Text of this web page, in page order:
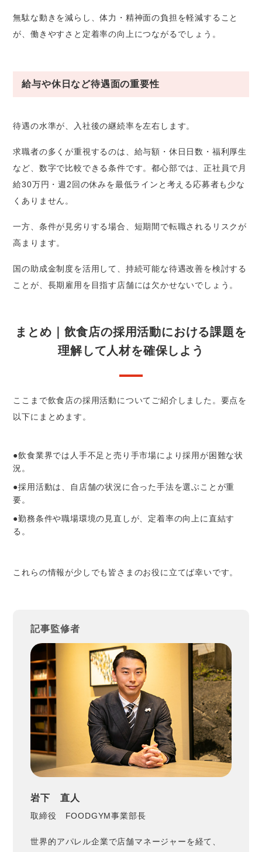
無駄な動きを減らし、体力・精神面の負担を軽減すること
が、働きやすさと定着率の向上につながるでしょう。
給与や休日など待遇面の重要性
待遇の水準が、入社後の継続率を左右します。
求職者の多くが重視するのは、給与額・休日日数・福利厚生
など、数字で比較できる条件です。都心部では、正社員で月
給30万円・週2回の休みを最低ラインと考える応募者も少な
くありません。
一方、条件が見劣りする場合、短期間で転職されるリスクが
高まります。
国の助成金制度を活用して、持続可能な待遇改善を検討する
ことが、長期雇用を目指す店舗には欠かせないでしょう。
まとめ｜飲食店の採用活動における課題を
理解して人材を確保しよう
ここまで飲食店の採用活動についてご紹介しました。要点を
以下にまとめます。
●飲食業界では人手不足と売り手市場により採用が困難な状
況。
●採用活動は、自店舗の状況に合った手法を選ぶことが重
要。
●勤務条件や職場環境の見直しが、定着率の向上に直結す
る。
これらの情報が少しでも皆さまのお役に立てば幸いです。
記事監修者
岩下 直人
取締役 FOODGYM事業部長
世界的アパレル企業で店舗マネージャーを経て、